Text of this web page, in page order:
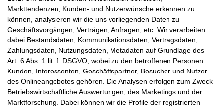
Markttendenzen, Kunden- und Nutzerwünsche erkennen zu
können, analysieren wir die uns vorliegenden Daten zu
Geschäftsvorgängen, Verträgen, Anfragen, etc. Wir verarbeiten
dabei Bestandsdaten, Kommunikationsdaten, Vertragsdaten,
Zahlungsdaten, Nutzungsdaten, Metadaten auf Grundlage des
Art. 6 Abs. 1 lit. f. DSGVO, wobei zu den betroffenen Personen
Kunden, Interessenten, Geschäftspartner, Besucher und Nutzer
des Onlineangebotes gehören. Die Analysen erfolgen zum Zweck
Betriebswirtschaftliche Auswertungen, des Marketings und der
Marktforschung. Dabei können wir die Profile der registrierten